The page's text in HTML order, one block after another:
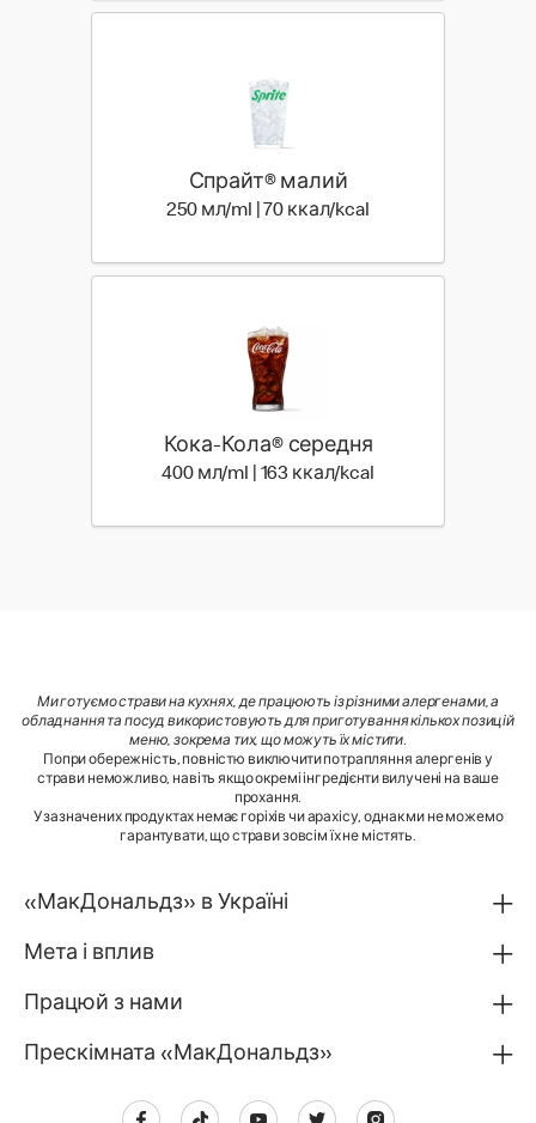
Спрайт® малий
250 мл/ml | 70 ккал/kcal
Кока-Кола® середня
400 мл/ml | 163 ккал/kcal
Ми готуємо страви на кухнях, де працюють із різними алергенами, а
обладнання та посуд використовують для приготування кількох позицій
меню, зокрема тих, що можуть їх містити.
Попри обережність, повністю виключити потрапляння алергенів у
страви неможливо, навіть якщо окремі інгредієнти вилучені на ваше
прохання.
У зазначених продуктах немає горіхів чи арахісу, однак ми не можемо
гарантувати, що страви зовсім їх не містять.
«МакДональдз» в Україні
Мета і вплив
Працюй з нами
Прескімната «МакДональдз»